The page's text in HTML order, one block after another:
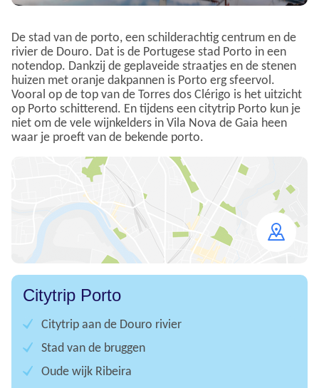
De stad van de porto, een schilderachtig centrum en de
rivier de Douro. Dat is de Portugese stad Porto in een
notendop. Dankzij de geplaveide straatjes en de stenen
huizen met oranje dakpannen is Porto erg sfeervol.
Vooral op de top van de Torres dos Clérigo is het uitzicht
op Porto schitterend. En tijdens een citytrip Porto kun je
niet om de vele wijnkelders in Vila Nova de Gaia heen
waar je proeft van de bekende porto.
map
Citytrip Porto
Citytrip aan de Douro rivier
Stad van de bruggen
Oude wijk Ribeira